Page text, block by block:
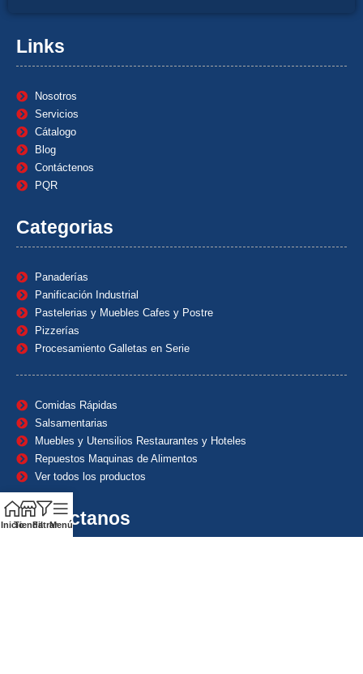
Links
Nosotros
Servicios
Cátalogo
Blog
Contáctenos
PQR
Categorias
Panaderías
Panificación Industrial
Pastelerias y Muebles Cafes y Postre
Pizzerías
Procesamiento Galletas en Serie
Comidas Rápidas
Salsamentarias
Muebles y Utensilios Restaurantes y Hoteles
Repuestos Maquinas de Alimentos
Ver todos los productos
Contáctanos
InicioTiendaFiltrarMenú